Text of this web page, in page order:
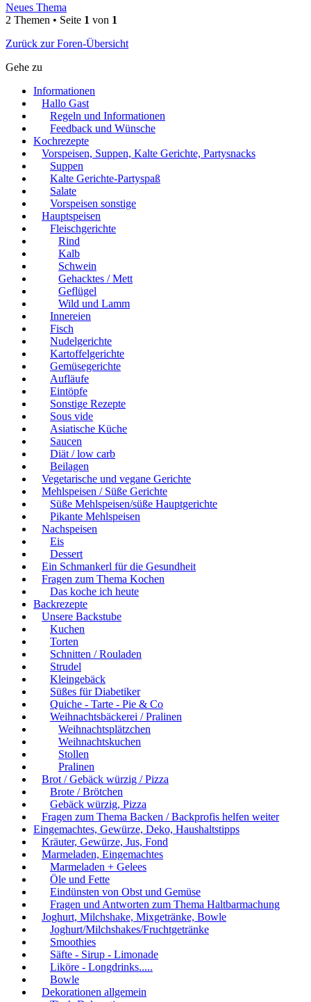
Neues Thema
2 Themen • Seite 1 von 1
Zurück zur Foren-Übersicht
Gehe zu
Informationen
Hallo Gast
Regeln und Informationen
Feedback und Wünsche
Kochrezepte
Vorspeisen, Suppen, Kalte Gerichte, Partysnacks
Suppen
Kalte Gerichte-Partyspaß
Salate
Vorspeisen sonstige
Hauptspeisen
Fleischgerichte
Rind
Kalb
Schwein
Gehacktes / Mett
Geflügel
Wild und Lamm
Innereien
Fisch
Nudelgerichte
Kartoffelgerichte
Gemüsegerichte
Aufläufe
Eintöpfe
Sonstige Rezepte
Sous vide
Asiatische Küche
Saucen
Diät / low carb
Beilagen
Vegetarische und vegane Gerichte
Mehlspeisen / Süße Gerichte
Süße Mehlspeisen/süße Hauptgerichte
Pikante Mehlspeisen
Nachspeisen
Eis
Dessert
Ein Schmankerl für die Gesundheit
Fragen zum Thema Kochen
Das koche ich heute
Backrezepte
Unsere Backstube
Kuchen
Torten
Schnitten / Rouladen
Strudel
Kleingebäck
Süßes für Diabetiker
Quiche - Tarte - Pie & Co
Weihnachtsbäckerei / Pralinen
Weihnachtsplätzchen
Weihnachtskuchen
Stollen
Pralinen
Brot / Gebäck würzig / Pizza
Brote / Brötchen
Gebäck würzig, Pizza
Fragen zum Thema Backen / Backprofis helfen weiter
Eingemachtes, Gewürze, Deko, Haushaltstipps
Kräuter, Gewürze, Jus, Fond
Marmeladen, Eingemachtes
Marmeladen + Gelees
Öle und Fette
Eindünsten von Obst und Gemüse
Fragen und Antworten zum Thema Haltbarmachung
Joghurt, Milchshake, Mixgetränke, Bowle
Joghurt/Milchshakes/Fruchtgetränke
Smoothies
Säfte - Sirup - Limonade
Liköre - Longdrinks.....
Bowle
Dekorationen allgemein